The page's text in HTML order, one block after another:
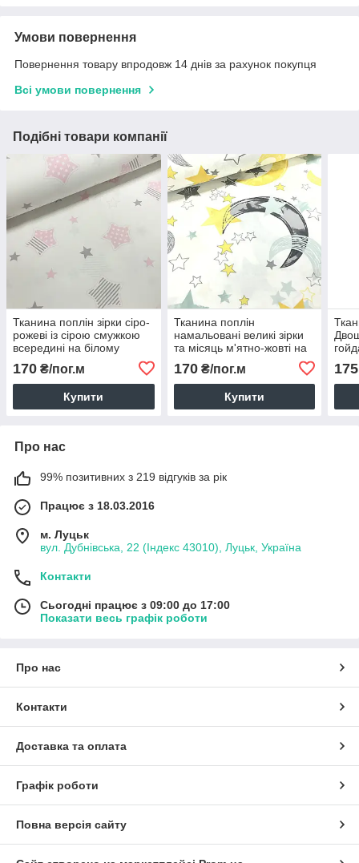
Умови повернення
Повернення товару впродовж 14 днів за рахунок покупця
Всі умови повернення
Подібні товари компанії
Тканина поплін зірки сіро-
рожеві із сірою смужкою
всередині на білому
(ТУРЦІЯ шир. 2,4 м) (R-
FR-0176)
170 ₴/пог.м
Купити
Тканина поплін
намальовані великі зірки
та місяць м'ятно-жовті на
білому (ТУРЦІЯ шир. 2,4
м) (R-S-0421)
170₴/пог.м
Купити
175
Про нас
99% позитивних з 219 відгуків за рік
Працює з 18.03.2016
м. Луцьк
вул. Дубнівська, 22 (Індекс 43010), Луцьк, Україна
Контакти
Сьогодні працює з 09:00 до 17:00
Показати весь графік роботи
Про нас
Контакти
Доставка та оплата
Графік роботи
Повна версія сайту